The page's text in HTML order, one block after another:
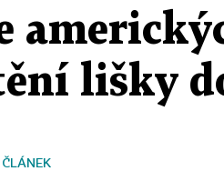
lišky